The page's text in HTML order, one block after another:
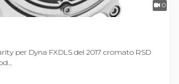
0
per Dyna FXDLS del 2017 cromato RSD